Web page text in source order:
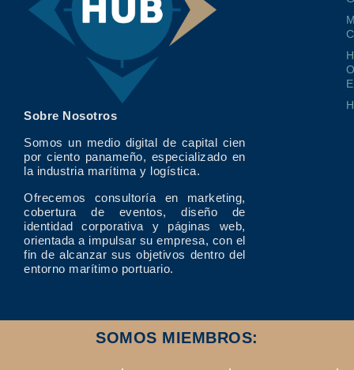
Sobre Nosotros
Somos un medio digital de capital cien
por ciento panameño, especializado en
la industria marítima y logística.
Ofrecemos consultoría en marketing,
cobertura de eventos, diseño de
identidad corporativa y páginas web,
orientada a impulsar su empresa, con el
fin de alcanzar sus objetivos dentro del
entorno marítimo portuario.
SOMOS MIEMBROS: